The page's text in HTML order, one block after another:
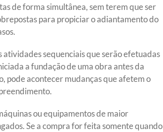
de forma simultânea, sem terem que ser
para propiciar o adiantamento do
sequenciais que serão efetuadas
a fundação de uma obra antes da
pode acontecer mudanças que afetem o
ou equipamentos de maior
Se a compra for feita somente quando